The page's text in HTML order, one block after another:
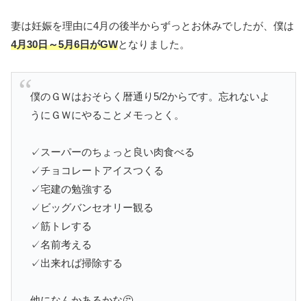
妻は妊娠を理由に4月の後半からずっとお休みでしたが、僕は
4月30日～5月6日がGWとなりました。
僕のＧＷはおそらく暦通り5/2からです。忘れないよ
うにＧＷにやることメモっとく。
✓スーパーのちょっと良い肉食べる
✓チョコレートアイスつくる
✓宅建の勉強する
✓ビッグバンセオリー観る
✓筋トレする
✓名前考える
✓出来れば掃除する